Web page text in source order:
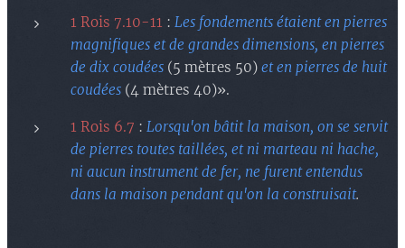
1 Rois 7.10-11 : Les fondements étaient en pierres
magnifiques et de grandes dimensions, en pierres
de dix coudées (5 mètres 50) et en pierres de huit
coudées (4 mètres 40)».
1 Rois 6.7 : Lorsqu'on bâtit la maison, on se servit
de pierres toutes taillées, et ni marteau ni hache,
ni aucun instrument de fer, ne furent entendus
dans la maison pendant qu'on la construisait.